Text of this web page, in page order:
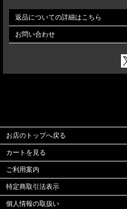
Made in
当店で以前より取り扱
Laser
その製品が驚くほど進化
業務用レーザーは中国
ロッパ製高品質製
返品についての詳細はこちら
お問い合わせ
お店のトップへ戻る
カートを見る
ご利用案内
特定商取引法表示
個人情報の取扱い